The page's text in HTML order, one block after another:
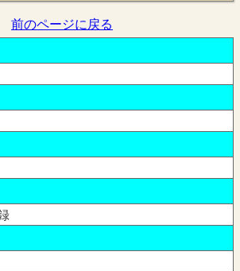
前のページに戻る